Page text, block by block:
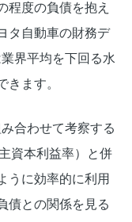
程度の負債を抱え
タ自動車の財務デ
界平均を下回る水
きます。
合わせて考察する
資本利益率）と併
うに効率的に利用
債との関係を見る